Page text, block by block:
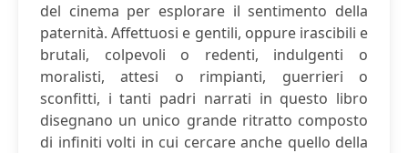
del cinema per esplorare il sentimento della
paternità. Affettuosi e gentili, oppure irascibili e
brutali, colpevoli o redenti, indulgenti o
moralisti, attesi o rimpianti, guerrieri o
sconfitti, i tanti padri narrati in questo libro
disegnano un unico grande ritratto composto
di infiniti volti in cui cercare anche quello della